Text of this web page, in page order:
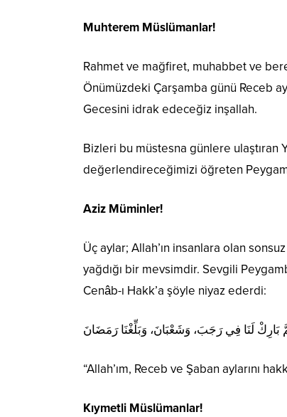
Muhterem Müslümanlar!
Rahmet ve mağfiret, muhabbet ve
Önümüzdeki Çarşamba günü Receb
Gecesini idrak edeceğiz inşallah.
Bizleri bu müstesna günlere ulaştıran
değerlendireceğimizi öğreten
Aziz Müminler!
Üç aylar; Allah’ın insanlara olan
yağdığı bir mevsimdir. Sevgili
Cenâb-ı Hakk’a şöyle niyaz ederdi:
بَارِكْ لَنَا فِي رَجَبَ، وَشَعْبَانَ، وَبَلِّغْنَا رَمَضَانَ
“Allah’ım, Receb ve Şaban aylarını
Kıymetli Müslümanlar!